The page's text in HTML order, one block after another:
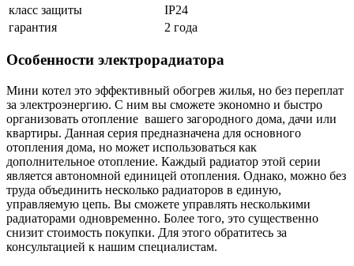
класс защиты
IP24
гарантия
2 года
Особенности электрорадиатора
Мини котел это эффективный обогрев жилья, но без переплат
за электроэнергию. С ним вы сможете экономно и быстро
организовать отопление вашего загородного дома, дачи или
квартиры. Данная серия предназначена для основного
отопления дома, но может использоваться как
дополнительное отопление. Каждый радиатор этой серии
является автономной единицей отопления. Однако, можно без
труда объединить несколько радиаторов в единую,
управляемую цепь. Вы сможете управлять несколькими
радиаторами одновременно. Более того, это существенно
снизит стоимость покупки. Для этого обратитесь за
консультацией к нашим специалистам.